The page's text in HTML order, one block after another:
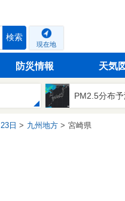
検索
現在地
防災情報 天気図
PM2.5分布予
23日 九州地方 宮崎県